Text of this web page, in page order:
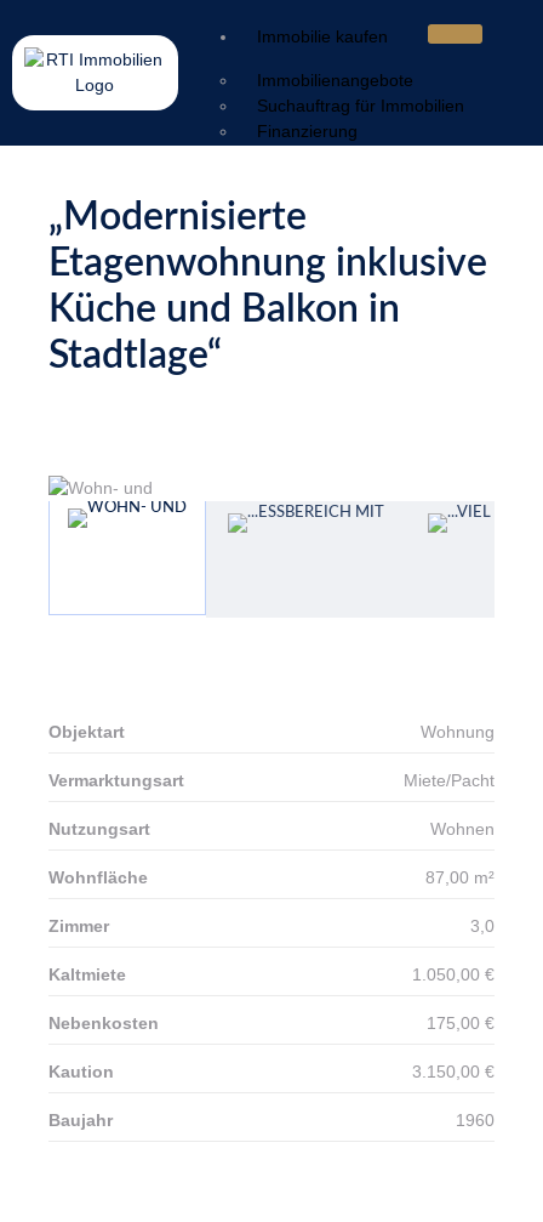
Immobilie kaufen
Immobilienangebote
Suchauftrag für Immobilien
Finanzierung
Wertermittlung
Verkaufsstrategie
Vermarktung
Service & Nachbetreuung
Sorgen & Lösungen
Kaufnebenkosten
X
„Modernisierte
Etagenwohnung inklusive
Küche und Balkon in
Stadtlage“
Objektart Wohnung
Vermarktungsart Miete/Pacht
Nutzungsart Wohnen
Wohnfläche 87,00 m²
Zimmer 3,0
Kaltmiete 1.050,00 €
Nebenkosten 175,00 €
Kaution 3.150,00 €
Baujahr 1960